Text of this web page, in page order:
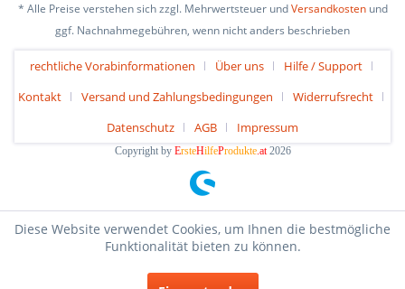
* Alle Preise verstehen sich zzgl. Mehrwertsteuer undVersandkostenund
ggf. Nachnahmegebühren, wenn nicht anders beschrieben
rechtliche Vorabinformationen Über uns
Hilfe / Support
Kontakt
Versand und Zahlungsbedingungen
Widerrufsrecht
Datenschutz
AGB Impressum
Copyright by ErsteHilfeProdukte.at2026
Diese Website verwendet Cookies, um Ihnen die bestmögliche
Funktionalität bieten zu können.